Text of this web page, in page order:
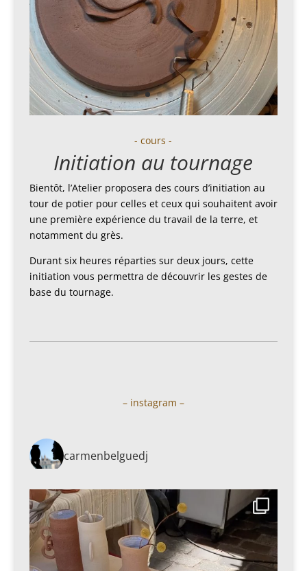
- cours -
Initiation au tournage
Bientôt, l’Atelier proposera des cours d’initiation au
tour de potier pour celles et ceux qui souhaitent avoir
une première expérience du travail de la terre, et
notamment du grès.
Durant six heures réparties sur deux jours, cette
initiation vous permettra de découvrir les gestes de
base du tournage.
– instagram –
carmenbelguedj